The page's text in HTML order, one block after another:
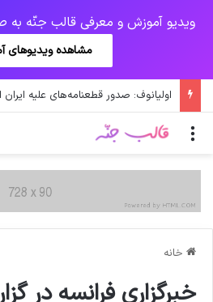
ویدیو آموزش و معرفی قالب جنّه به صورت
مشاهده ویدیوهای
اولیانوف: صدور قطعنامه‌های علیه
منو
خانه
خبرگزاری فرانسه در